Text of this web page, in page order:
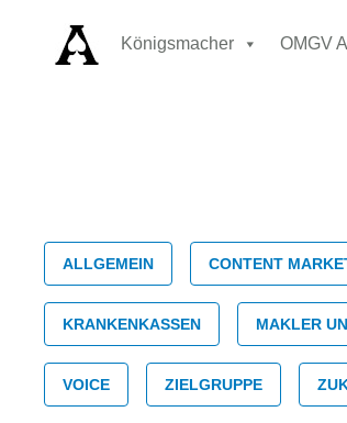
Königsmacher OMGV
ALLGEMEIN CONTENT
KRANKENKASSEN MAKLER
VOICE ZIELGRUPPE